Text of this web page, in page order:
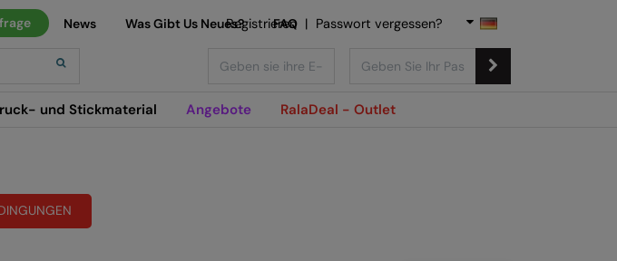
und Stickmaterial Angebote RalaDeal - Outlet
News Was Gibt Us Neues? FAQ
Registrieren | Passwort vergessen?